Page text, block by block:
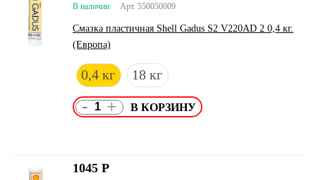
Арт. 550050009
В наличии
Смазка пластичная Shell Gadus S2 V220AD 2 0,4 кг.
(Европа)
0,4 кг 18 кг
- +
1045 Р